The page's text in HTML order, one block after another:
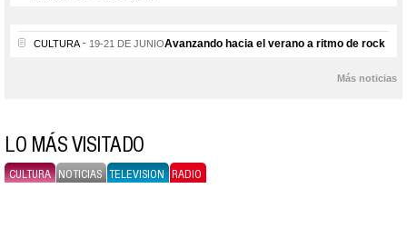
CULTURA 19-21 DE JUNIOAvanzando hacia el verano a ritmo de rock
Más noticias
LO MÁS VISITADO
CULTURA NOTICIAS TELEVISION RADIO